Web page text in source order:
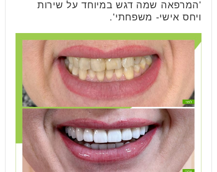
'המרפאה שמה דגש במיוחד על שירות
ויחס אישי- משפחתי'.